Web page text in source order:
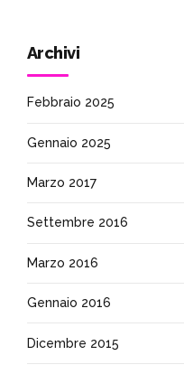
Archivi
Febbraio 2025
Gennaio 2025
Marzo 2017
Settembre 2016
Marzo 2016
Gennaio 2016
Dicembre 2015